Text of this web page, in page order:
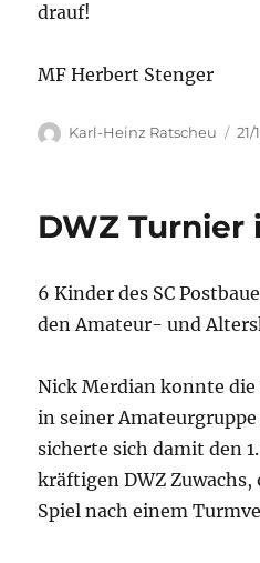
drauf!
MF Herbert Stenger
Autor
Karl-Heinz Ratscheu 21/
DWZ Turnier
6 Kinder des SC
den Amateur- und
Nick Merdian konnte die
in seiner
sicherte sich damit den
kräftigen DWZ
Spiel nach einem